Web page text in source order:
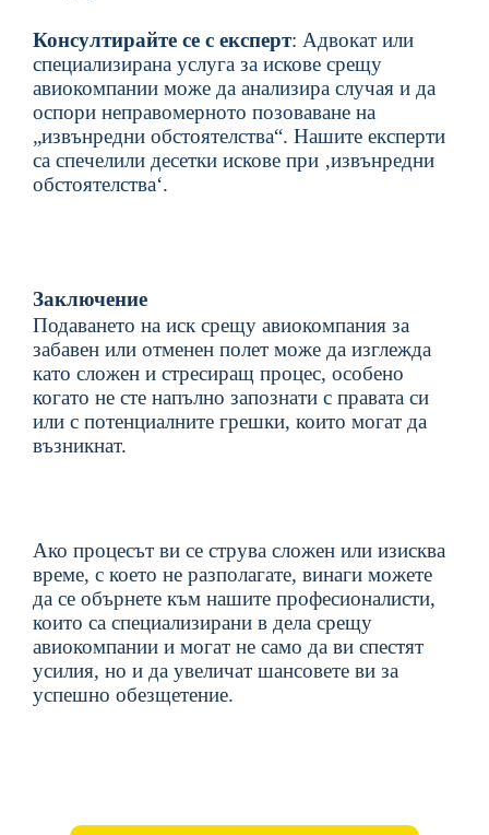
Консултирайте се с експерт: Адвокат или
специализирана услуга за искове срещу
авиокомпании може да анализира случая и да
оспори неправомерното позоваване на
„извънредни обстоятелства“. Нашите експерти
са спечелили десетки искове при ‚извънредни
обстоятелства‘.
Заключение
Подаването на иск срещу авиокомпания за
забавен или отменен полет може да изглежда
като сложен и стресиращ процес, особено
когато не сте напълно запознати с правата си
или с потенциалните грешки, които могат да
възникнат.
Ако процесът ви се струва сложен или изисква
време, с което не разполагате, винаги можете
да се обърнете към нашите професионалисти,
които са специализирани в дела срещу
авиокомпании и могат не само да ви спестят
усилия, но и да увеличат шансовете ви за
успешно обезщетение.